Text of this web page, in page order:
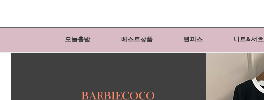
오늘출발 베스트상품 원피스 니트&셔츠